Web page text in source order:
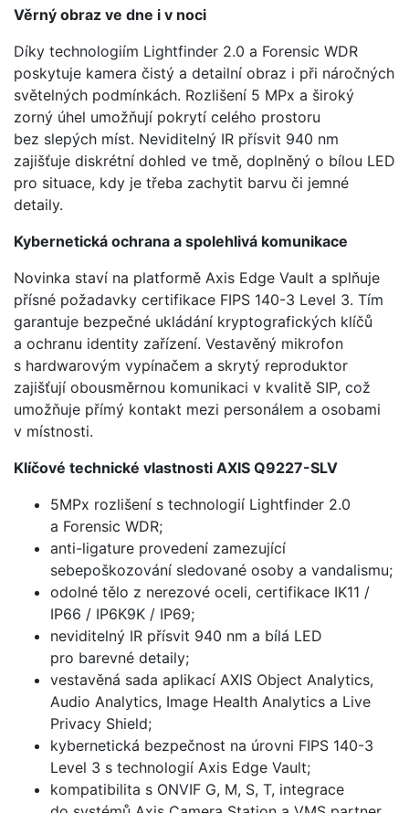
Věrný obraz ve dne i v noci
Díky technologiím Lightfinder 2.0 a Forensic WDR
poskytuje kamera čistý a detailní obraz i při náročných
světelných podmínkách. Rozlišení 5 MPx a široký
zorný úhel umožňují pokrytí celého prostoru
bez slepých míst. Neviditelný IR přísvit 940 nm
zajišťuje diskrétní dohled ve tmě, doplněný o bílou LED
pro situace, kdy je třeba zachytit barvu či jemné
detaily.
Kybernetická ochrana a spolehlivá komunikace
Novinka staví na platformě Axis Edge Vault a splňuje
přísné požadavky certifikace FIPS 140-3 Level 3. Tím
garantuje bezpečné ukládání kryptografických klíčů
a ochranu identity zařízení. Vestavěný mikrofon
s hardwarovým vypínačem a skrytý reproduktor
zajišťují obousměrnou komunikaci v kvalitě SIP, což
umožňuje přímý kontakt mezi personálem a osobami
v místnosti.
Klíčové technické vlastnosti AXIS Q9227-SLV
5MPx rozlišení s technologií Lightfinder 2.0
a Forensic WDR;
anti-ligature provedení zamezující
sebepoškozování sledované osoby a vandalismu;
odolné tělo z nerezové oceli, certifikace IK11 /
IP66 / IP6K9K / IP69;
neviditelný IR přísvit 940 nm a bílá LED
pro barevné detaily;
vestavěná sada aplikací AXIS Object Analytics,
Audio Analytics, Image Health Analytics a Live
Privacy Shield;
kybernetická bezpečnost na úrovni FIPS 140-3
Level 3 s technologií Axis Edge Vault;
kompatibilita s ONVIF G, M, S, T, integrace